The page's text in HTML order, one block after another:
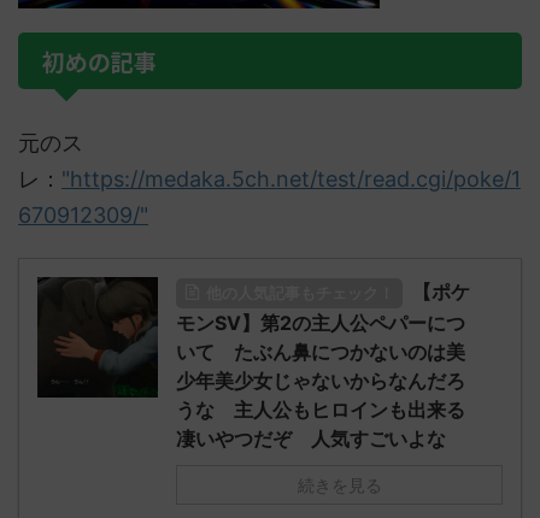
初めの記事
元のス
レ： "https://medaka.5ch.net/test/read.cgi/poke/1
670912309/"
【ポケ
モンSV】第2の主人公ペパーにつ
いて たぶん鼻につかないのは美
少年美少女じゃないからなんだろ
うな 主人公もヒロインも出来る
凄いやつだぞ 人気すごいよな
続きを見る